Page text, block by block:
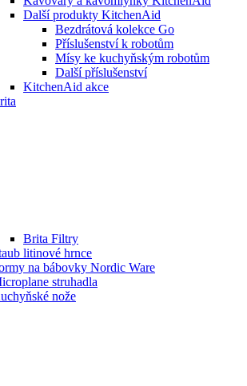
Další produkty KitchenAid
Bezdrátová kolekce Go
Příslušenství k robotům
Mísy ke kuchyňským robotům
Další příslušenství
KitchenAid akce
Brita Filtry
litinové hrnce
na bábovky Nordic Ware
struhadla
nože